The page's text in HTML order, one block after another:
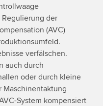
der
(AVC)
verfälschen.
auch durch
oder durch kleine
System kompensiert